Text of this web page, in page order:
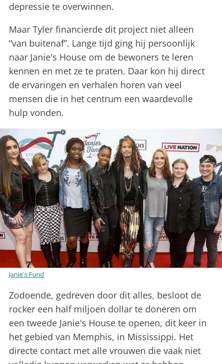
depressie te overwinnen.
Maar Tyler financierde dit project niet alleen
“van buitenaf”. Lange tijd ging hij persoonlijk
naar Janie's House om de bewoners te leren
kennen en met ze te praten. Daar kon hij direct
de ervaringen en verhalen horen van veel
mensen die in het centrum een waardevolle
hulp vonden.
Janie's Fund
Zodoende, gedreven door dit alles, besloot de
rocker een half miljoen dollar te doneren om
een tweede Janie's House te openen, dit keer in
het gebied van Memphis, in Mississippi. Het
directe contact met alle vrouwen die vaak niet